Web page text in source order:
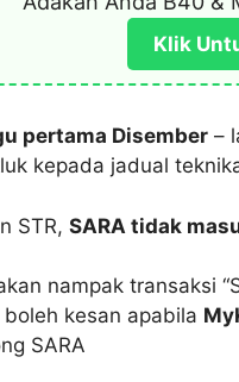
Klik
pertama Disember –
kepada jadual
STR, SARA tidak
nampak transaksi
boleh kesan apabila
SARA